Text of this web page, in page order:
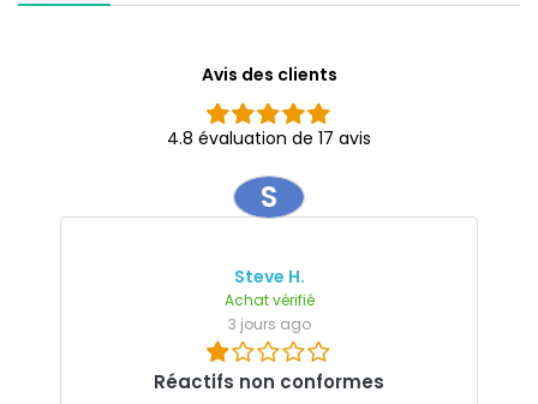
Avis des clients
4.8 évaluation de 17 avis
S
Steve H.
Achat vérifié
3 jours ago
Réactifs non conformes